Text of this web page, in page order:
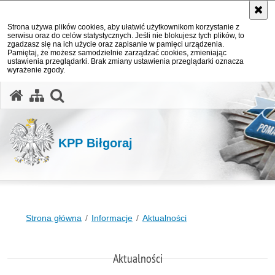
Strona używa plików cookies, aby ułatwić użytkownikom korzystanie z
serwisu oraz do celów statystycznych. Jeśli nie blokujesz tych plików, to
zgadzasz się na ich użycie oraz zapisanie w pamięci urządzenia.
Pamiętaj, że możesz samodzielnie zarządzać cookies, zmieniając
ustawienia przeglądarki. Brak zmiany ustawienia przeglądarki oznacza
wyrażenie zgody.
KPP Biłgoraj
Strona główna Informacje Aktualności
Aktualności